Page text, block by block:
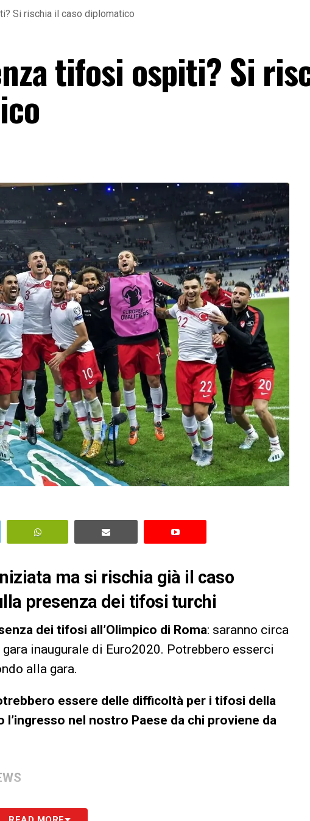
Si rischia il caso diplomatico
tifosi ospiti? Si
ma si rischia già il caso
presenza dei tifosi turchi
dei tifosi all’Olimpico di Roma: saranno circa
inaugurale di Euro2020. Potrebbero esserci
alla gara.
essere delle difficoltà per i tifosi della
nel nostro Paese da chi proviene da